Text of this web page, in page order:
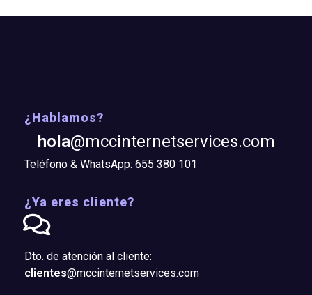
¿Hablamos?
hola@mccinternetservices.com
Teléfono & WhatsApp: 655 380 101
¿Ya eres cliente?
Dto. de atención al cliente:
clientes@mccinternetservices.com